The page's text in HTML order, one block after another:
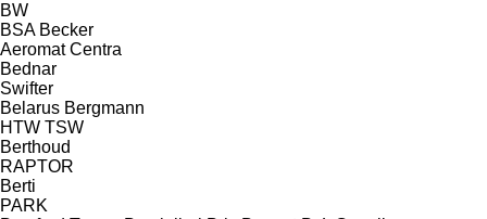
BW
BSA Becker
Aeromat Centra
Bednar
Swifter
Belarus Bergmann
HTW TSW
Berthoud
RAPTOR
Berti
PARK